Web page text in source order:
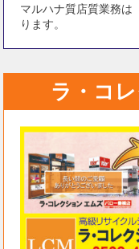
マルハナ質店質業務は
ります。
ラ・コ